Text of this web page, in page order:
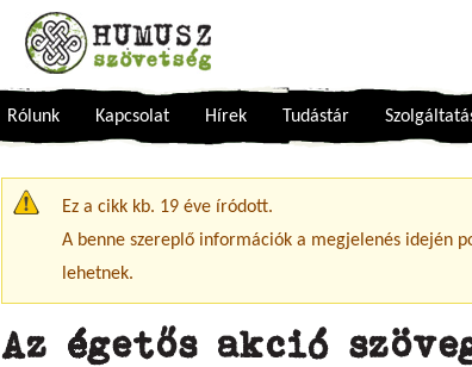
Rólunk Kapcsolat Hírek Tudástár
Figyelmeztető üzenet
Ez a cikk kb. 19 éve íródott.
A benne szereplő információk a megjelenés idején
lehetnek.
Az égetős akció